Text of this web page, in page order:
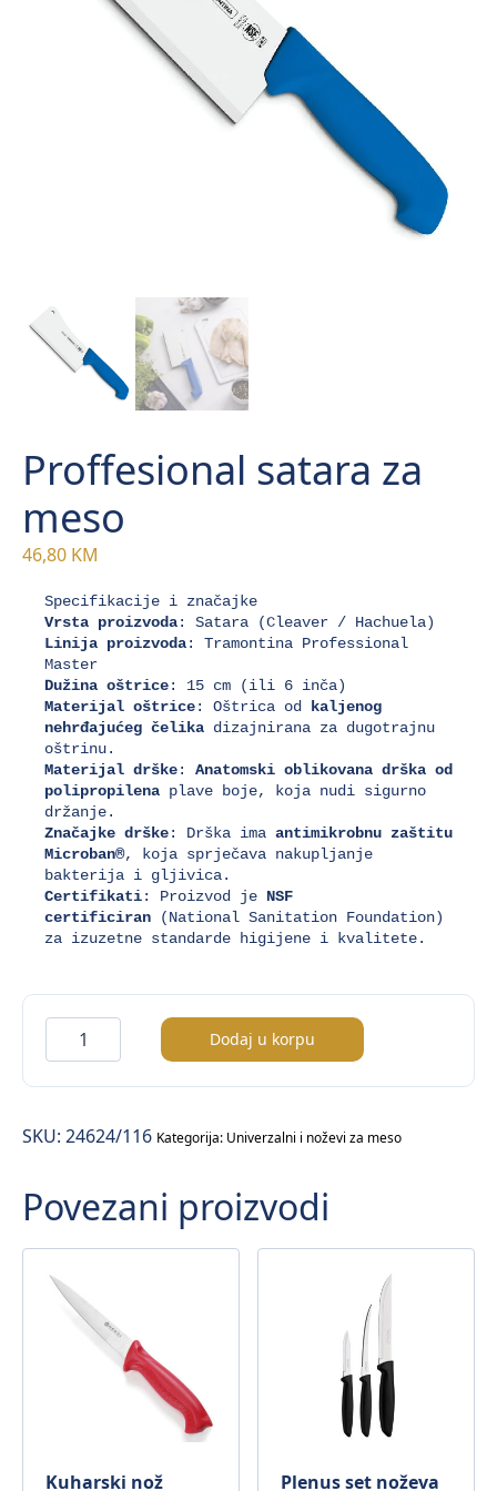
Proffesional satara za
meso
46,80 KM
Vrsta proizvoda
Linija proizvoda: Tramontina Professional
Dužina oštrice
Materijal oštrice: Oštrica od kaljenog
nehrđajućeg čelika dizajnirana za dugotrajnu
Materijal drške: Anatomski oblikovana drška od
polipropilena plave boje, koja nudi sigurno
Značajke drške: Drška ima antimikrobnu zaštitu
Microban®, koja sprječava nakupljanje
Certifikati: Proizvod je NSF
certificiran (National Sanitation Foundation)
za izuzetne standarde higijene i kvalitete.
Proffesional
satara
za
količina
Dodaj u korpu
SKU: 24624/116 Kategorija: Univerzalni i noževi za meso
Povezani proizvodi
Kuharski nož Plenus set noževa